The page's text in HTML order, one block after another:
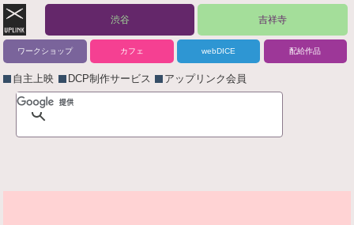
渋谷 吉祥寺
ワークショップ カフェ webDICE 配給作品
自主上映 DCP制作サービス アップリンク会員